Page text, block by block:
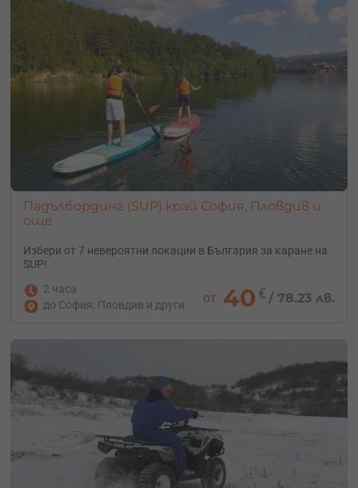
Падълбординг (SUP) край София, Пловдив и
още
Избери от 7 невероятни локации в България за каране на
SUP!
2 часа
до София, Пловдив и други
от 40 € /78.23 лв.